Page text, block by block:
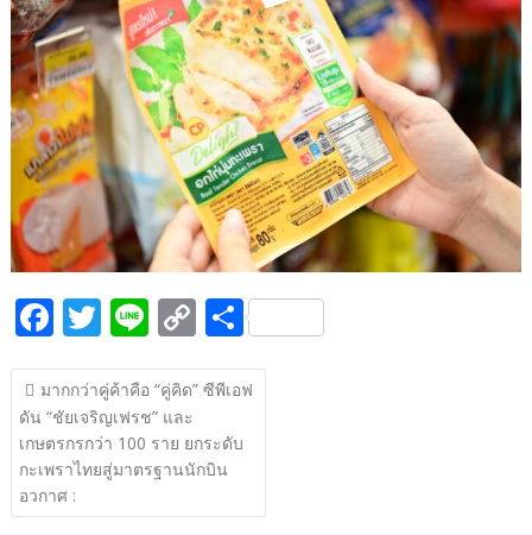
o
o
k
Li
n
k
F
ac
e
b
o
o
T
w
itt
er
Li
n
e
C
o
p
y
Li
n
S
h
ar
แนะแนว
เรื่อง
มากกว่าคู่ค้าคือ “คู่คิด” ซีพีเอฟ
ดัน “ชัยเจริญเฟรช” และ
เกษตรกรกว่า 100 ราย ยกระดับ
กะเพราไทยสู่มาตรฐานนักบิน
อวกาศ :